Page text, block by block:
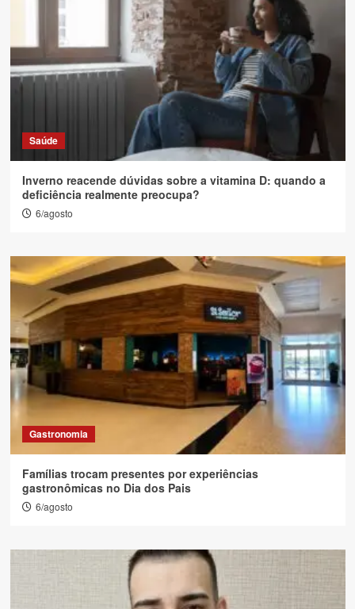
Saúde
Inverno reacende dúvidas sobre a vitamina D: quando a
deficiência realmente preocupa?
6/agosto
Gastronomia
Famílias trocam presentes por experiências
gastronômicas no Dia dos Pais
6/agosto